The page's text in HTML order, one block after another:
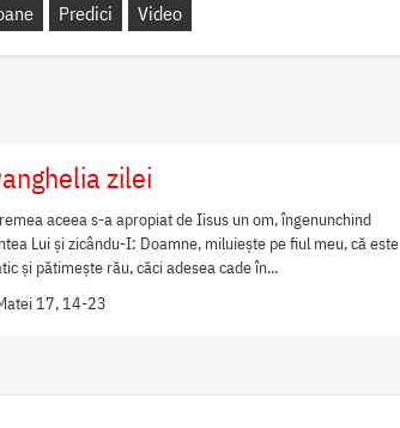
Predici Video
zilei
aceea s-a apropiat de Iisus un om, îngenunchind
Lui și zicându-I: Doamne, miluiește pe fiul meu, că este
și pătimește rău, căci adesea cade în...
17, 14-23